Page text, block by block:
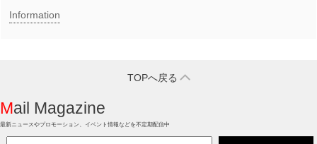
Information
TOPへ戻る
Mail Magazine
最新ニュースやプロモーション、イベント情報などを不定期配信中